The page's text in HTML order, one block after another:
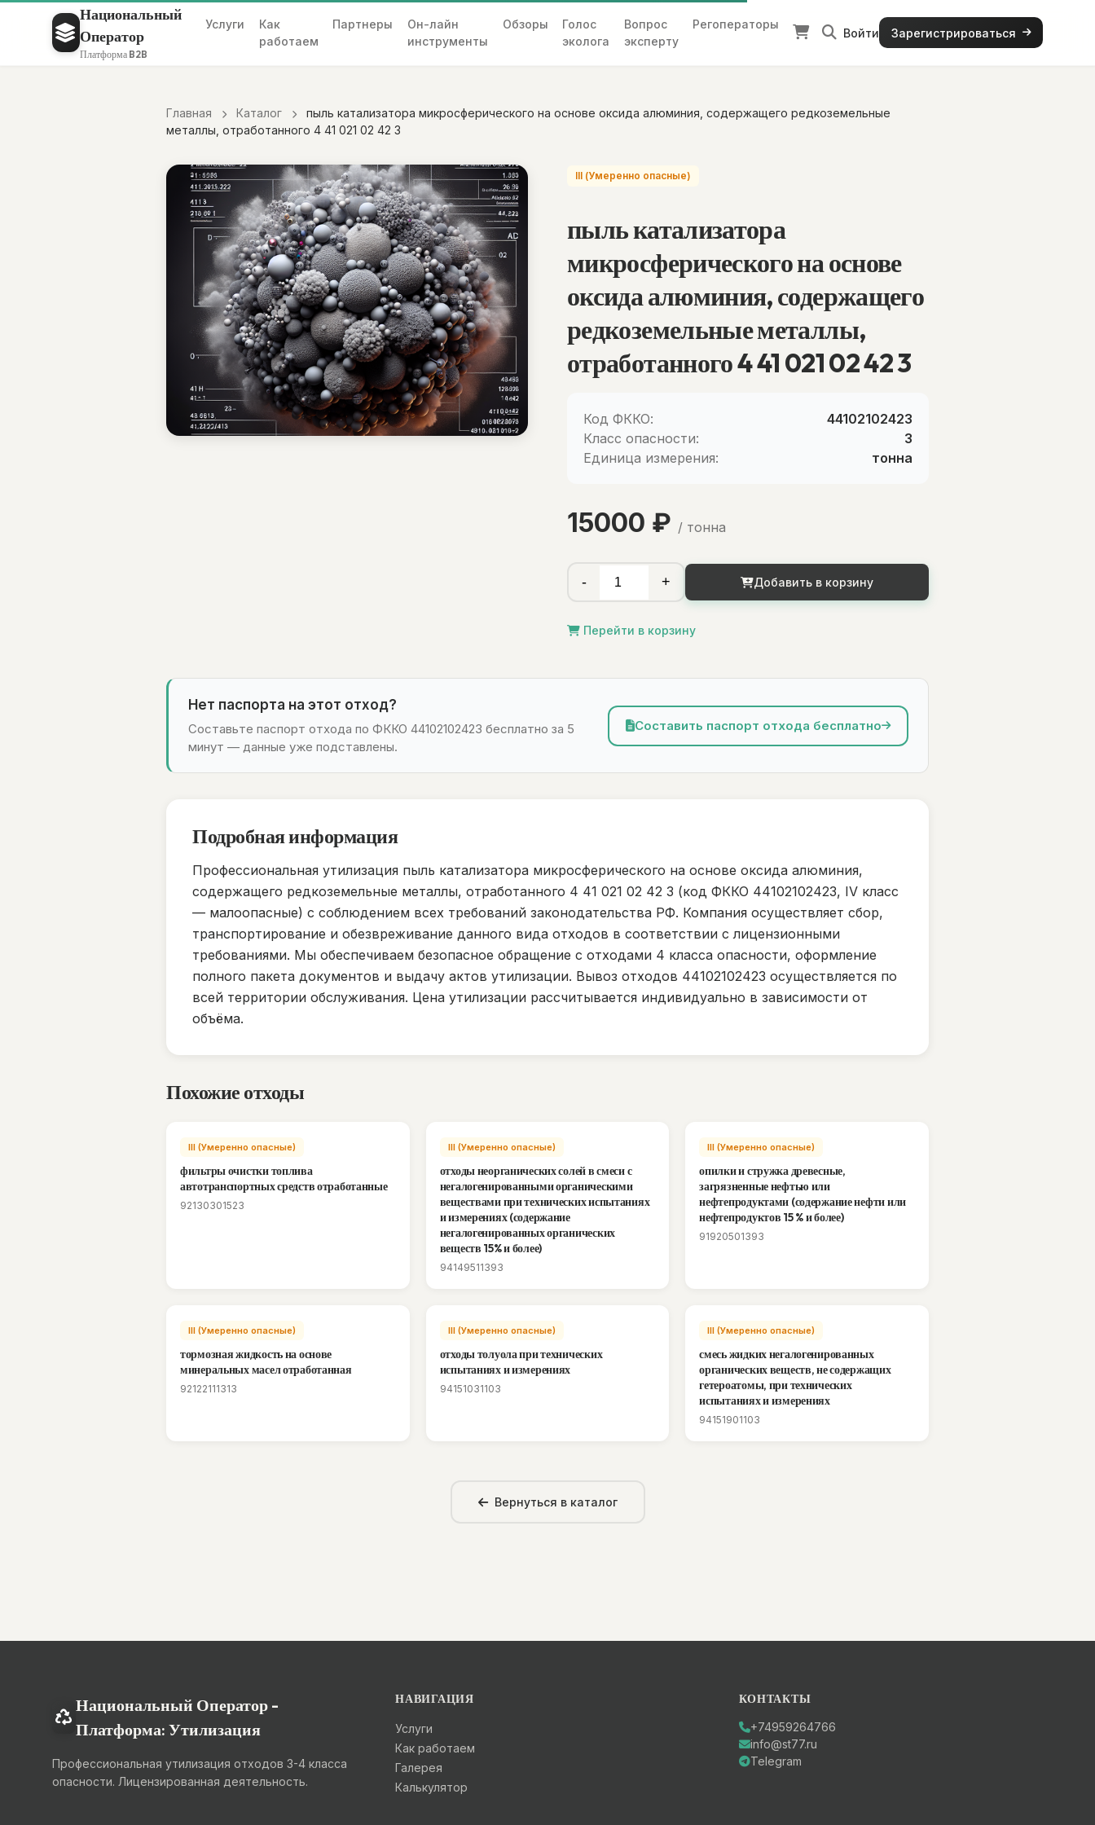
Национальный
Оператор
Платформа B2B
Услуги
Как
работаем
Партнеры
Он-лайн
инструменты
Обзоры
Голос
эколога
Вопрос
эксперту
Регоператоры
Войти Зарегистрироваться
Главная Каталог
пыль катализатора микросферического на основе оксида алюминия, содержащего редкоземельные
металлы, отработанного 4 41 021 02 42 3
III (Умеренно опасные)
пыль катализатора
микросферического на основе
оксида алюминия, содержащего
редкоземельные металлы,
отработанного 4 41 021 02 42 3
Код ФККО:
44102102423
Класс опасности:
3
Единица измерения:
тонна
15000 ₽ / тонна
- + Добавить в корзину
Перейти в корзину
Нет паспорта на этот отход?
Составьте паспорт отхода по ФККО 44102102423 бесплатно за 5
минут — данные уже подставлены.
Составить паспорт отхода бесплатно
Подробная информация
Профессиональная утилизация пыль катализатора микросферического на основе оксида алюминия,
содержащего редкоземельные металлы, отработанного 4 41 021 02 42 3 (код ФККО 44102102423, IV класс
— малоопасные) с соблюдением всех требований законодательства РФ. Компания осуществляет сбор,
транспортирование и обезвреживание данного вида отходов в соответствии с лицензионными
требованиями. Мы обеспечиваем безопасное обращение с отходами 4 класса опасности, оформление
полного пакета документов и выдачу актов утилизации. Вывоз отходов 44102102423 осуществляется по
всей территории обслуживания. Цена утилизации рассчитывается индивидуально в зависимости от
объёма.
Похожие отходы
III (Умеренно опасные)
фильтры очистки топлива
автотранспортных средств отработанные
92130301523
III (Умеренно опасные)
отходы неорганических солей в смеси с
негалогенированными органическими
веществами при технических испытаниях
и измерениях (содержание
негалогенированных органических
веществ 15% и более)
94149511393
III (Умеренно опасные)
опилки и стружка древесные,
загрязненные нефтью или
нефтепродуктами (содержание нефти или
нефтепродуктов 15 % и более)
91920501393
III (Умеренно опасные)
тормозная жидкость на основе
минеральных масел отработанная
92122111313
III (Умеренно опасные)
отходы толуола при технических
испытаниях и измерениях
94151031103
III (Умеренно опасные)
смесь жидких негалогенированных
органических веществ, не содержащих
гетероатомы, при технических
испытаниях и измерениях
94151901103
Вернуться в каталог
Национальный Оператор -
Платформа: Утилизация
Профессиональная утилизация отходов 3-4 класса
опасности. Лицензированная деятельность.
НАВИГАЦИЯ
Услуги
Как работаем
Галерея
Калькулятор
КОНТАКТЫ
+74959264766
info@st77.ru
Telegram